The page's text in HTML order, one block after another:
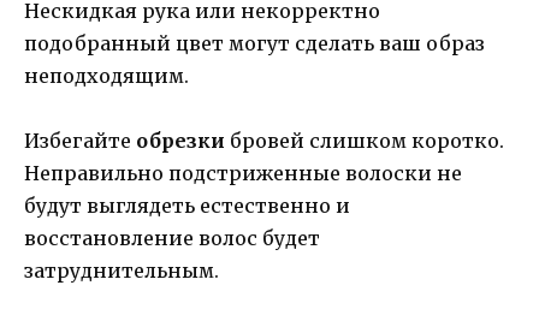
Нескидкая рука или некорректно
подобранный цвет могут сделать ваш образ
неподходящим.
Избегайте обрезки бровей слишком коротко.
Неправильно подстриженные волоски не
будут выглядеть естественно и
восстановление волос будет
затруднительным.